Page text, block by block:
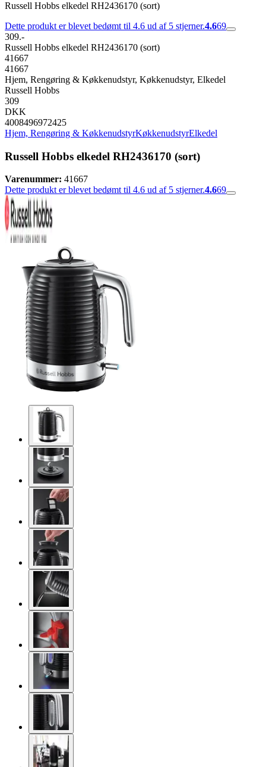
Russell Hobbs elkedel RH2436170 (sort)
Dette produkt er blevet bedømt til 4.6 ud af 5 stjerner.4.669
309.-
Russell Hobbs elkedel RH2436170 (sort)
41667
41667
Hjem, Rengøring & Køkkenudstyr, Køkkenudstyr, Elkedel
Russell Hobbs
309
DKK
4008496972425
Hjem, Rengøring & KøkkenudstyrKøkkenudstyrElkedel
Russell Hobbs elkedel RH2436170 (sort)
Varenummer: 41667
Dette produkt er blevet bedømt til 4.6 ud af 5 stjerner.4.669